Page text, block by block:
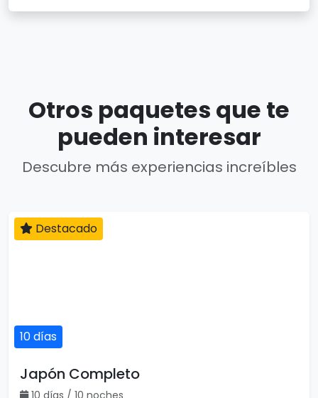
Otros paquetes que te
pueden interesar
Descubre más experiencias increíbles
10 días
Destacado
Japón Completo
10 días / 10 noches